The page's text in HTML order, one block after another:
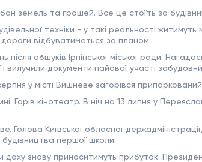
земель та грошей. Все це стоїть за
техніки - у такі реальності житимуть
дороги відбуватиметься за планом.
обшуків Ірпінської міської ради.
і вилучили документи пайової участі
у місті Вишневе загорівся
Горів кінотеатр. В ніч на 13 липня у
Голова Київської обласної
першої школи.
даху знову приноситимуть прибуток.